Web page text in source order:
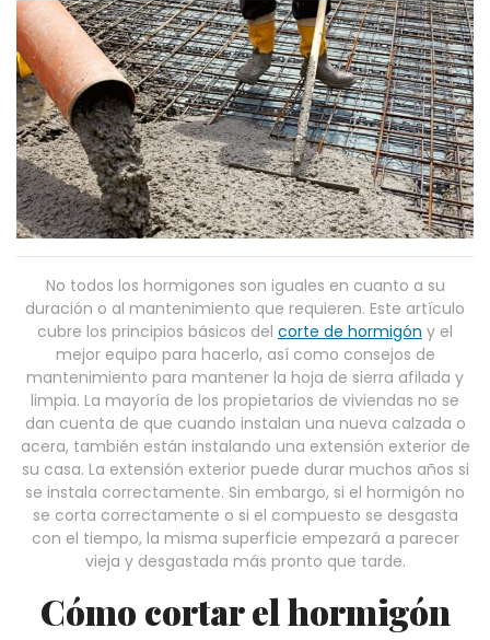
No todos los hormigones son iguales en cuanto a su
duración o al mantenimiento que requieren. Este artículo
cubre los principios básicos del corte de hormigón y el
mejor equipo para hacerlo, así como consejos de
mantenimiento para mantener la hoja de sierra afilada y
limpia. La mayoría de los propietarios de viviendas no se
dan cuenta de que cuando instalan una nueva calzada o
acera, también están instalando una extensión exterior de
su casa. La extensión exterior puede durar muchos años si
se instala correctamente. Sin embargo, si el hormigón no
se corta correctamente o si el compuesto se desgasta
con el tiempo, la misma superficie empezará a parecer
vieja y desgastada más pronto que tarde.
Cómo cortar el hormigón